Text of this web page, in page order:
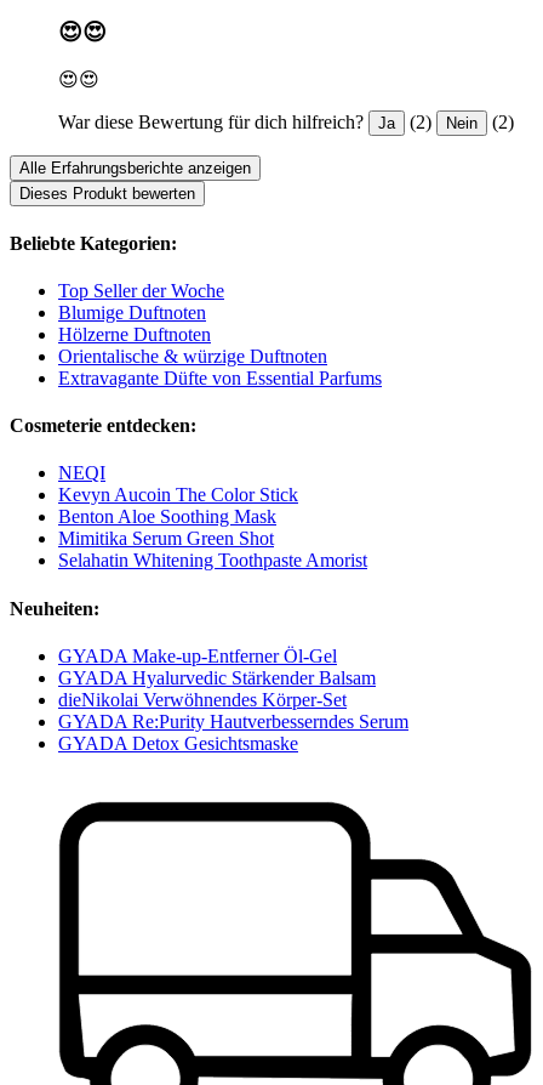
😍😍
😍😍
War diese Bewertung für dich hilfreich? Ja (2) Nein (2)
Alle Erfahrungsberichte anzeigen
Dieses Produkt bewerten
Beliebte Kategorien:
Top Seller der Woche
Blumige Duftnoten
Hölzerne Duftnoten
Orientalische & würzige Duftnoten
Extravagante Düfte von Essential Parfums
Cosmeterie entdecken:
NEQI
Kevyn Aucoin The Color Stick
Benton Aloe Soothing Mask
Mimitika Serum Green Shot
Selahatin Whitening Toothpaste Amorist
Neuheiten:
GYADA Make-up-Entferner Öl-Gel
GYADA Hyalurvedic Stärkender Balsam
dieNikolai Verwöhnendes Körper-Set
GYADA Re:Purity Hautverbesserndes Serum
GYADA Detox Gesichtsmaske